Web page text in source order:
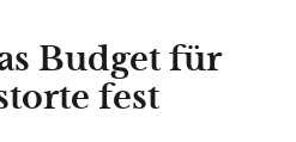
Budget für
fest